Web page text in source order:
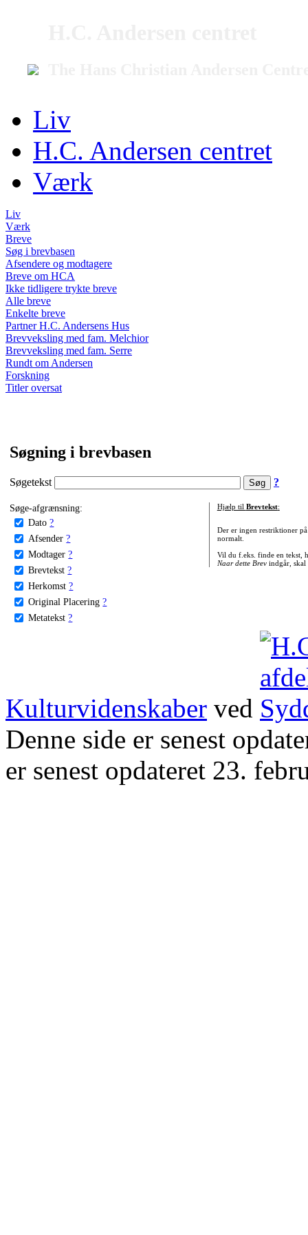
Liv
H.C. Andersen centret
Værk
Liv
Værk
Breve
Søg i brevbasen
Afsendere og modtagere
Breve om HCA
Ikke tidligere trykte breve
Alle breve
Enkelte breve
Partner H.C. Andersens Hus
Brevveksling med fam. Melchior
Brevveksling med fam. Serre
Rundt om Andersen
Forskning
Titler oversat
Søgning i brevbasen
Søgetekst ?
Søge-afgrænsning:
Dato ?
Afsender ?
Modtager ?
Brevtekst ?
Herkomst ?
Original Placering ?
Metatekst ?
Hjælp til Brevtekst:
Der er ingen restriktioner
normalt.
Vil du f.eks. finde en tekst,
Naar dette Brevindgår, skal
Kulturvidenskaber ved
Denne side er senest
er senest opdateret 23.